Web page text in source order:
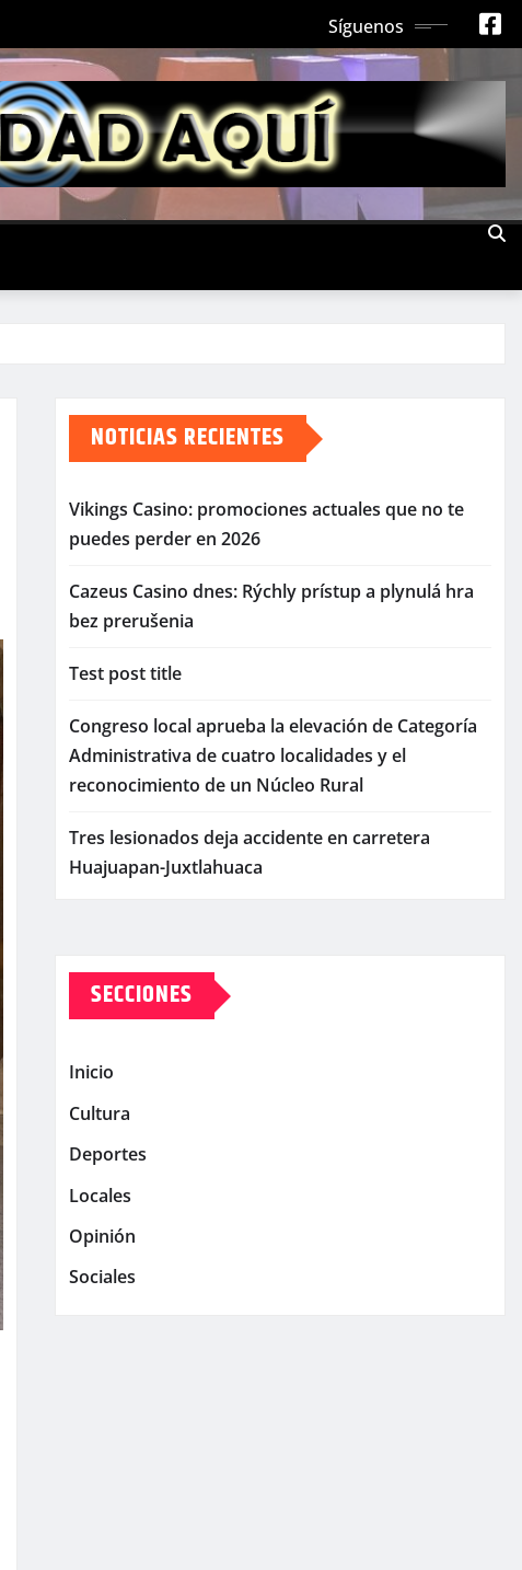
Síguenos
NOTICIAS RECIENTES
Vikings Casino: promociones actuales que no te
puedes perder en 2026
Cazeus Casino dnes: Rýchly prístup a plynulá hra
bez prerušenia
Test post title
Congreso local aprueba la elevación de Categoría
Administrativa de cuatro localidades y el
reconocimiento de un Núcleo Rural
Tres lesionados deja accidente en carretera
Huajuapan-Juxtlahuaca
SECCIONES
Inicio
Cultura
Deportes
Locales
Opinión
Sociales